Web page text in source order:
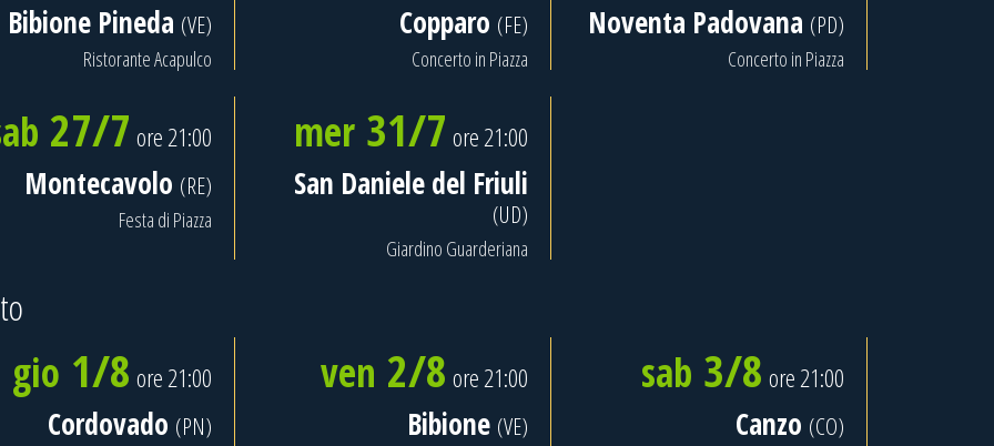
Bibione Pineda (VE)
Ristorante Acapulco
Copparo (FE)
Concerto in Piazza
Noventa Padovana (PD)
Concerto in Piazza
27/7 ore 21:00
Montecavolo (RE)
Festa di Piazza
mer31/7 ore 21:00
San Daniele del Friuli
(UD)
Giardino Guarderiana
gio 1/8 ore 21:00
Cordovado (PN)
ven 2/8 ore 21:00
Bibione (VE)
sab 3/8 ore 21:00
Canzo (CO)